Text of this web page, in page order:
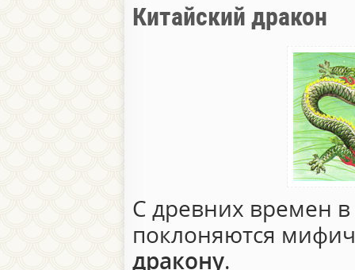
Китайский дракон
С древних времен
поклоняются
дракону.